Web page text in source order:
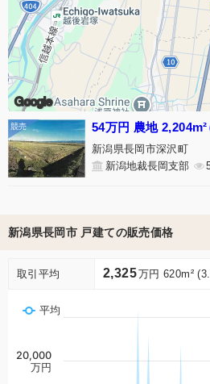
Google
54万円 農地 2,204m²
新潟県長岡市深沢町
新潟地裁長岡支部
新潟県長岡市 戸建ての販売価格
取引平均 2,325万円 620m²
平均
20,000
万円